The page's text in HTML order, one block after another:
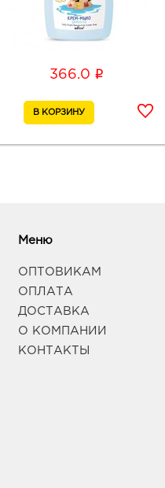
366.0 i
Меню
ОПТОВИКАМ
ОПЛАТА
ДОСТАВКА
О КОМПАНИИ
КОНТАКТЫ